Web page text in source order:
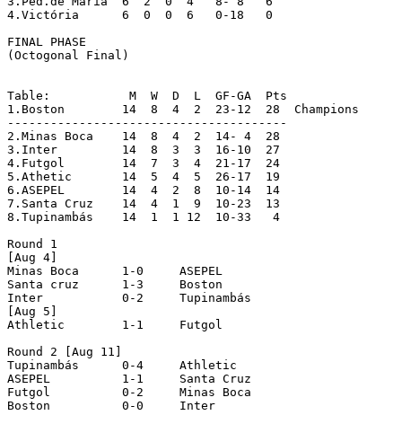
4.Victória	6  0  0  6   0-18   0
FINAL PHASE
(Octogonal Final)
Table:		 M  W  D  L  GF-GA  Pts
1.Boston	14  8  4  2  23-12  28  Champions
---------------------------------------
2.Minas Boca	14  8  4  2  14- 4  28
3.Inter		14  8  3  3  16-10  27
4.Futgol	14  7  3  4  21-17  24
5.Athetic	14  5  4  5  26-17  19
6.ASEPEL	14  4  2  8  10-14  14
7.Santa Cruz	14  4  1  9  10-23  13
8.Tupinambás	14  1  1 12  10-33   4
Round 1
[Aug 4]
Minas Boca	1-0	ASEPEL
Santa cruz	1-3	Boston
Inter		0-2 	Tupinambás
[Aug 5]
Athletic	1-1	Futgol
Round 2 [Aug 11]
Tupinambás	0-4	Athletic
ASEPEL		1-1	Santa Cruz
Futgol		0-2	Minas Boca
Boston		0-0	Inter